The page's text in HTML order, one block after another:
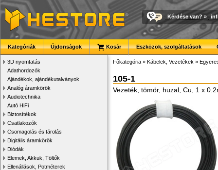
Kérdése van? »
Kategóriák Újdonságok Kosár Eszközök, szolgáltatások
3D nyomtatás
Adathordozók
Ajándékok, ajándékutalványok
Analóg áramkörök
Audiotechnika
Autó HiFi
Biztosítékok
Csatlakozók
Csomagolás és tárolás
Digitális áramkörök
Diódák
Elemek, Akkuk, Töltők
Ellenállások, Potméterek
Főkategória » Kábelek, Vezetékek »
105-1
Vezeték, tömör, huzal, Cu, 1 x